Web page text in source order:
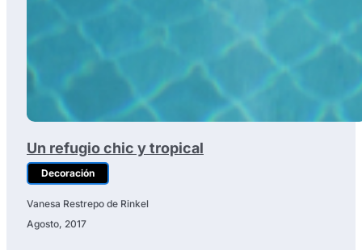
Un refugio chic y tropical
Decoración
Vanesa Restrepo de Rinkel
Agosto, 2017